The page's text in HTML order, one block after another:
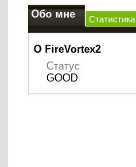
Обо мне Статистика
О FireVortex2
Статус
GOOD